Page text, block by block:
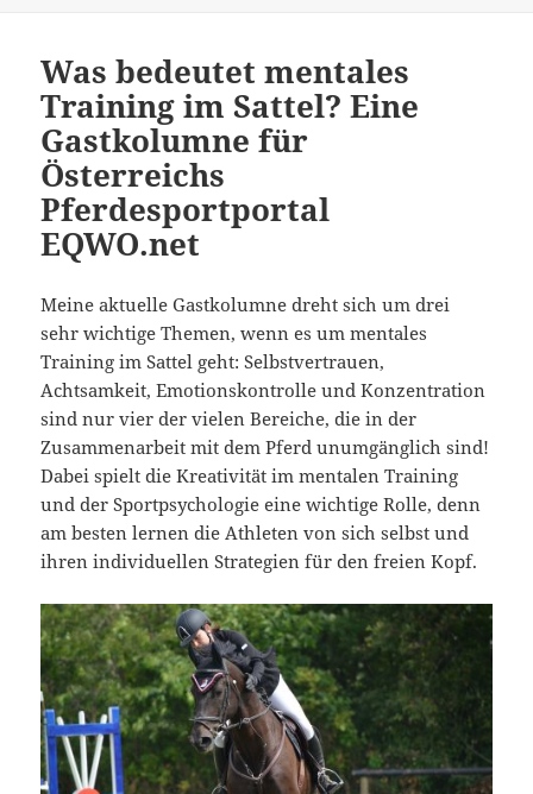
Was bedeutet mentales
Training im Sattel? Eine
Gastkolumne für
Österreichs
Pferdesportportal
EQWO.net
Meine aktuelle Gastkolumne dreht sich um drei
sehr wichtige Themen, wenn es um mentales
Training im Sattel geht: Selbstvertrauen,
Achtsamkeit, Emotionskontrolle und Konzentration
sind nur vier der vielen Bereiche, die in der
Zusammenarbeit mit dem Pferd unumgänglich sind!
Dabei spielt die Kreativität im mentalen Training
und der Sportpsychologie eine wichtige Rolle, denn
am besten lernen die Athleten von sich selbst und
ihren individuellen Strategien für den freien Kopf.